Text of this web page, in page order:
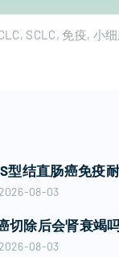
SCLC 免疫 小
型结直肠癌免疫
2026-08-03
切除后会肾衰竭
2026-08-03